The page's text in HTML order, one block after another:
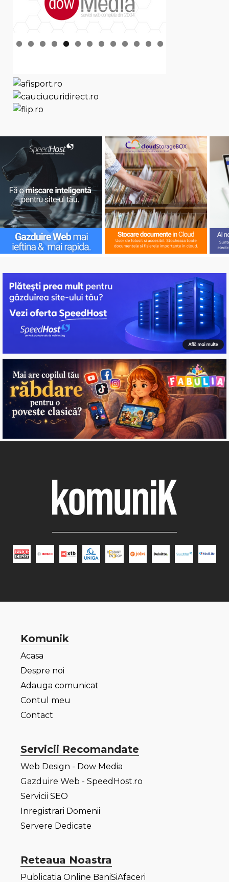
Komunik
Acasa
Despre noi
Adauga comunicat
Contul meu
Contact
Servicii Recomandate
Web Design - Dow Media
Gazduire Web - SpeedHost.ro
Servicii SEO
Inregistrari Domenii
Servere Dedicate
Reteaua Noastra
Publicatia Online BaniSiAfaceri